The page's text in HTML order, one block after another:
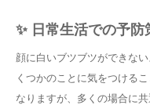
✨ 日常生活での予防
顔に白いブツブツができな
くつかのことに気をつける
なりますが、多くの場合に